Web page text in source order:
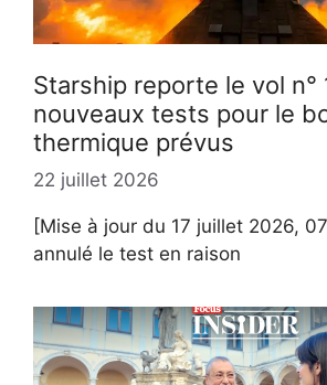
Starship reporte le vol n°
nouveaux tests pour le
thermique prévus
22 juillet 2026
[Mise à jour du 17 juillet 2026,
annulé le test en raison